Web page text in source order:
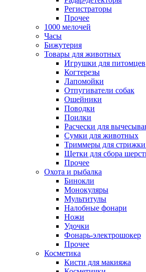
Регистраторы
Прочее
1000 мелочей
Часы
Бижутерия
Товары для животных
Игрушки для питомцев
Когтерезы
Лапомойки
Отпугиватели собак
Ошейники
Поводки
Поилки
Расчески для
Сумки для животных
Триммеры для
Щетки для сбора
Прочее
Охота и рыбалка
Бинокли
Монокуляры
Мультитулы
Налобные фонари
Ножи
Удочки
Фонарь-электрошокер
Прочее
Косметика
Кисти для макияжа